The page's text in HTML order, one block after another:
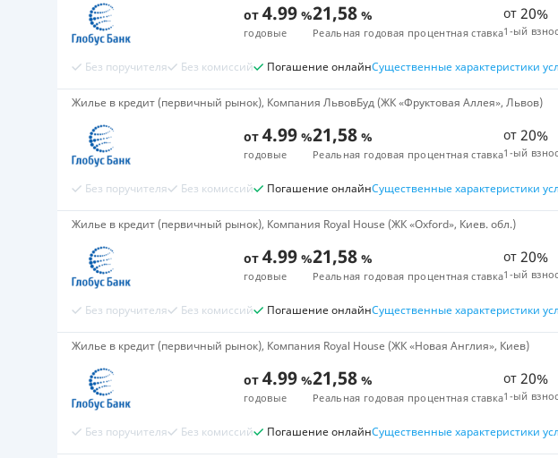
от 4.99 %
годовые
21,58 %
Реальная годовая процентная ставка
от 20%
1-ый взнос
Без поручителя Без комиссий Погашение онлайнСущественные характеристики
Жилье в кредит (первичный рынок), Компания ЛьвовБуд (ЖК «Фруктовая Аллея», Львов)
от 4.99 %
годовые
21,58 %
Реальная годовая процентная ставка
от 20%
1-ый взнос
Без поручителя Без комиссий Погашение онлайнСущественные характеристики
Жилье в кредит (первичный рынок), Компания Royal House (ЖК «Oxford», Киев. обл.)
от 4.99 %
годовые
21,58 %
Реальная годовая процентная ставка
от 20%
1-ый взнос
Без поручителя Без комиссий Погашение онлайнСущественные характеристики
Жилье в кредит (первичный рынок), Компания Royal House (ЖК «Новая Англия», Киев)
от 4.99 %
годовые
21,58 %
Реальная годовая процентная ставка
от 20%
1-ый взнос
Без поручителя Без комиссий Погашение онлайнСущественные характеристики